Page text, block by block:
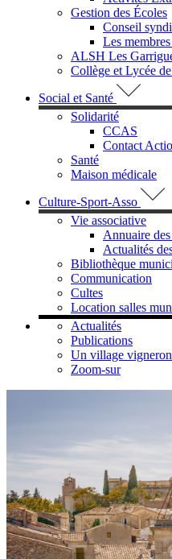
Gestion des Écoles
Conseil
Les
ALSH Les
Collège et Lycée
Social et Santé
Solidarité
CCAS
Contact
Santé
Maison médicale
Culture-Sport-Asso
Vie associative
Annuaire
Actualités
Bibliothèque
Communication
Cultes
Location salles
Actualités
Publications
Un village vigneron
Zoom-sur